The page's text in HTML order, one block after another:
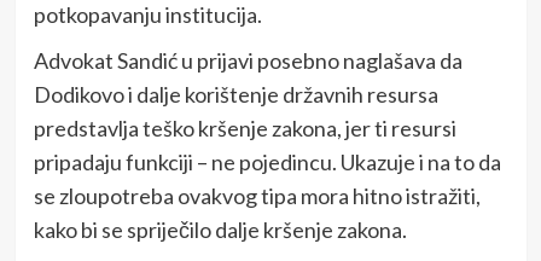
potkopavanju institucija.
Advokat Sandić u prijavi posebno naglašava da
Dodikovo i dalje korištenje državnih resursa
predstavlja teško kršenje zakona, jer ti resursi
pripadaju funkciji – ne pojedincu. Ukazuje i na to da
se zloupotreba ovakvog tipa mora hitno istražiti,
kako bi se spriječilo dalje kršenje zakona.